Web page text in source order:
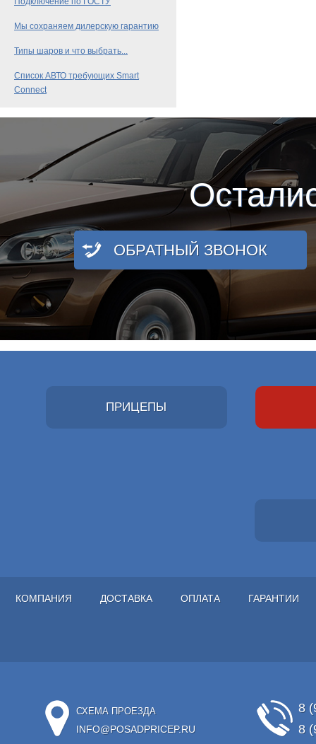
Мы сохраняем дилерскую гарантию
Типы шаров и что выбрать...
Список АВТО требующих Smart
Connect
ОБРАТНЫЙ ЗВОНОК
ПРИЦЕПЫ
КОМПАНИЯ ДОСТАВКА ОПЛАТА ГАРАНТИИ
СХЕМА ПРОЕЗДА
INFO@POSADPRICEP.RU
8
8